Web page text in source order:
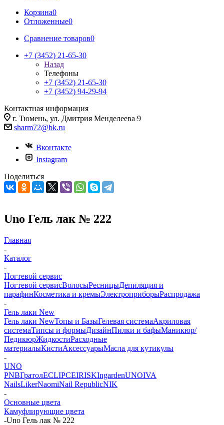
Корзина0
Отложенные0
Сравнение товаров0
+7 (3452) 21-65-30
Назад
Телефоны
+7 (3452) 21-65-30
+7 (3452) 94-29-94
Контактная информация
г. Тюмень, ул. Дмитрия Менделеева 9
sharm72@bk.ru
Вконтакте
Instagram
Поделиться
Uno Гель лак № 222
Главная
-
Каталог
-
Ногтевой сервис
Ногтевой сервисВолосыРесницыДепиляция и
парафинКосметика и кремыЭлектроприборыРаспродажа
-
Гель лаки New
Гель лаки NewТопы и БазыГелевая системаАкриловая
системаТипсы и формыДизайнПилки и бафыМаникюр/
ПедикюрЖидкостиРасходные
материалыКистиАксессуарыМасла для кутикулы
-
UNO
PNBГратолECLIPCEIRISKIngardenUNOIVA
NailsLikerNaomiNail RepublicNIK
-
Основные цвета
Камуфлирующие цвета
-Uno Гель лак № 222